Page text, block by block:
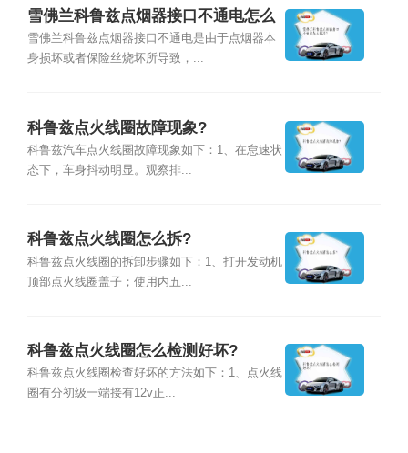
雪佛兰科鲁兹点烟器接口不通电怎么
解决?
雪佛兰科鲁兹点烟器接口不通电是由于点烟器本
身损坏或者保险丝烧坏所导致，...
科鲁兹点火线圈故障现象?
科鲁兹汽车点火线圈故障现象如下：1、在怠速状
态下，车身抖动明显。观察排...
科鲁兹点火线圈怎么拆?
科鲁兹点火线圈的拆卸步骤如下：1、打开发动机
顶部点火线圈盖子；使用内五...
科鲁兹点火线圈怎么检测好坏?
科鲁兹点火线圈检查好坏的方法如下：1、点火线
圈有分初级一端接有12v正...